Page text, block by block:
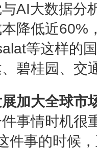
AI大数据分
降低近60%
等这样的
碧桂园、交
大全球市
情时机很重
件事的时候